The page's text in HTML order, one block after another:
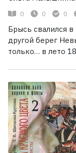
0 0 0
Брысь свалился
другой берег
только… в лето